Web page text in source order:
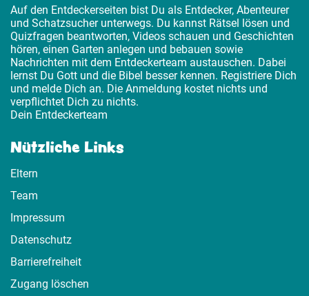
Auf den Entdeckerseiten bist Du als Entdecker, Abenteurer
und Schatzsucher unterwegs. Du kannst Rätsel lösen und
Quizfragen beantworten, Videos schauen und Geschichten
hören, einen Garten anlegen und bebauen sowie
Nachrichten mit dem Entdeckerteam austauschen. Dabei
lernst Du Gott und die Bibel besser kennen. Registriere Dich
und melde Dich an. Die Anmeldung kostet nichts und
verpflichtet Dich zu nichts.
Dein Entdeckerteam
Nützliche Links
Eltern
Team
Impressum
Datenschutz
Barrierefreiheit
Zugang löschen